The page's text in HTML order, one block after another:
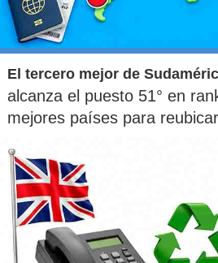
El tercero mejor de
alcanza el puesto 51° en
mejores países para